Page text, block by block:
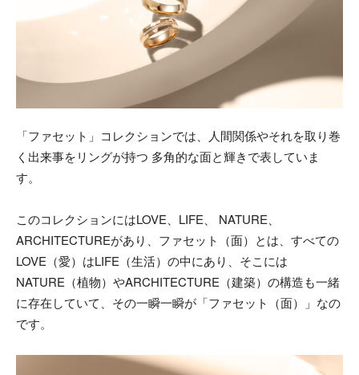
「ファセット」コレクションでは、人間関係やそれを取り巻
く出来事をリングが持つ 多角的な面と輝きで表していま
す。
このコレクションにはLOVE、LIFE、 NATURE、
ARCHITECTUREがあり、ファセット（面）とは、すべての
LOVE（愛）はLIFE（生活）の中にあり、そこには
NATURE（植物）やARCHITECTURE（建築）の構造も一緒
に存在していて、その一瞬一瞬が「ファセット（面）」なの
です。